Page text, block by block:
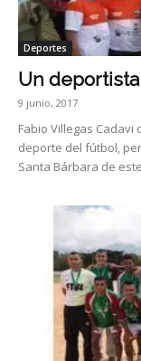
Deportes
Un
9 junio, 2017
Fabio Villegas
deporte del fútbol,
Santa Bárbara de